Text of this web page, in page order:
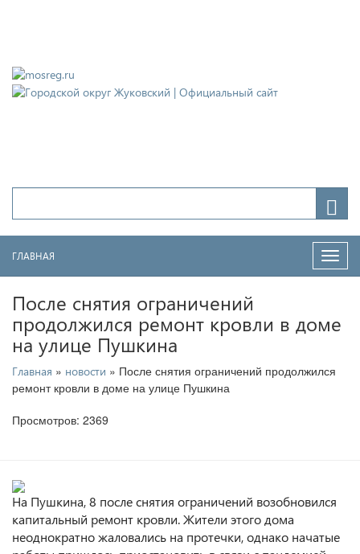
ГЛАВНАЯ
После снятия ограничений
продолжился ремонт кровли в доме
на улице Пушкина
Главная » новости » После снятия ограничений продолжился
ремонт кровли в доме на улице Пушкина
Просмотров: 2369
На Пушкина, 8 после снятия ограничений возобновился
капитальный ремонт кровли. Жители этого дома
неоднократно жаловались на протечки, однако начатые